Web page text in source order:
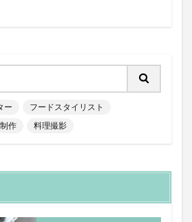
ー
フードスタイリスト
作 料理撮影